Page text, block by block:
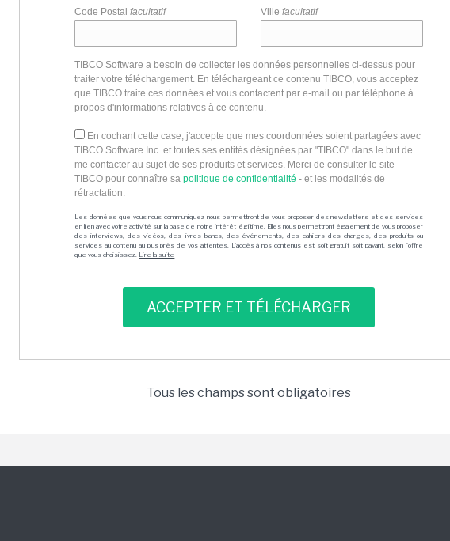
Code Postalfacultatif Ville facultatif
TIBCO Software a besoin de collecter les données personnelles ci-dessus pour
traiter votre téléchargement. En téléchargeant ce contenu TIBCO, vous acceptez
que TIBCO traite ces données et vous contactent par e-mail ou par téléphone à
propos d'informations relatives à ce contenu.
En cochant cette case, j'accepte que mes coordonnées soient partagées avec
TIBCO Software Inc. et toutes ses entités désignées par "TIBCO" dans le but de
me contacter au sujet de ses produits et services. Merci de consulter le site
TIBCO pour connaître sapolitique de confidentialité - et les modalités de
rétractation.
Les données que vous nous communiquez nous permettront de vous proposer des newsletters et des services
en lien avec votre activité sur la base de notre intérêt légitime. Elles nous permettront également de vous proposer
des interviews, des vidéos, des livres blancs, des événements, des cahiers des charges, des produits ou
services au contenu au plus près de vos attentes. L'accès à nos contenus est soit gratuit soit payant, selon l'offre
que vous choisissez. Lire la suite
Tous les champs sont obligatoires